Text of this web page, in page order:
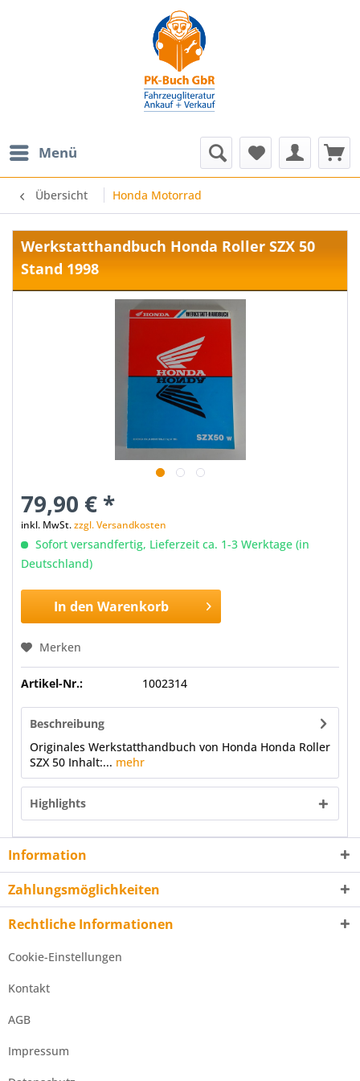
Menü
Übersicht Honda Motorrad
Werkstatthandbuch Honda Roller SZX 50
Stand 1998
79,90 € *
inkl. MwSt.zzgl. Versandkosten
Sofort versandfertig, Lieferzeit ca. 1-3 Werktage (in
Deutschland)
In den Warenkorb
Merken
Artikel-Nr.: 1002314
Beschreibung
Originales Werkstatthandbuch von Honda Honda Roller
SZX 50 Inhalt:... mehr
Highlights
Information
Zahlungsmöglichkeiten
Rechtliche Informationen
Cookie-Einstellungen
Kontakt
AGB
Impressum